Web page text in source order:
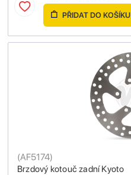
PŘIDAT DO KOŠÍKU
Brzdový kotouč zadní Kyoto
(AF5174)